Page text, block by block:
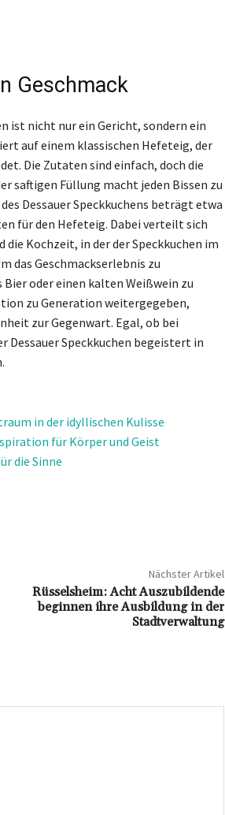
Geschmack
ist nicht nur ein Gericht, sondern ein
auf einem klassischen Hefeteig, der
Die Zutaten sind einfach, doch die
saftigen Füllung macht jeden Bissen zu
Dessauer Speckkuchens beträgt etwa
für den Hefeteig. Dabei verteilt sich
Kochzeit, in der der Speckkuchen im
das Geschmackserlebnis zu
oder einen kalten Weißwein zu
zu Generation weitergegeben,
zur Gegenwart. Egal, ob bei
Dessauer Speckkuchen begeistert in
in der idyllischen Kulisse
für Körper und Geist
die Sinne
Nächster Artikel
Rüsselsheim: Acht Auszubildende
beginnen ihre Ausbildung in der
Stadtverwaltung